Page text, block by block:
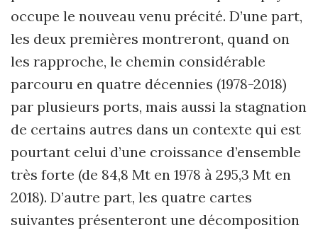
occupe le nouveau venu précité. D’une part,
les deux premières montreront, quand on
les rapproche, le chemin considérable
parcouru en quatre décennies (1978-2018)
par plusieurs ports, mais aussi la stagnation
de certains autres dans un contexte qui est
pourtant celui d’une croissance d’ensemble
très forte (de 84,8 Mt en 1978 à 295,3 Mt en
2018). D’autre part, les quatre cartes
suivantes présenteront une décomposition